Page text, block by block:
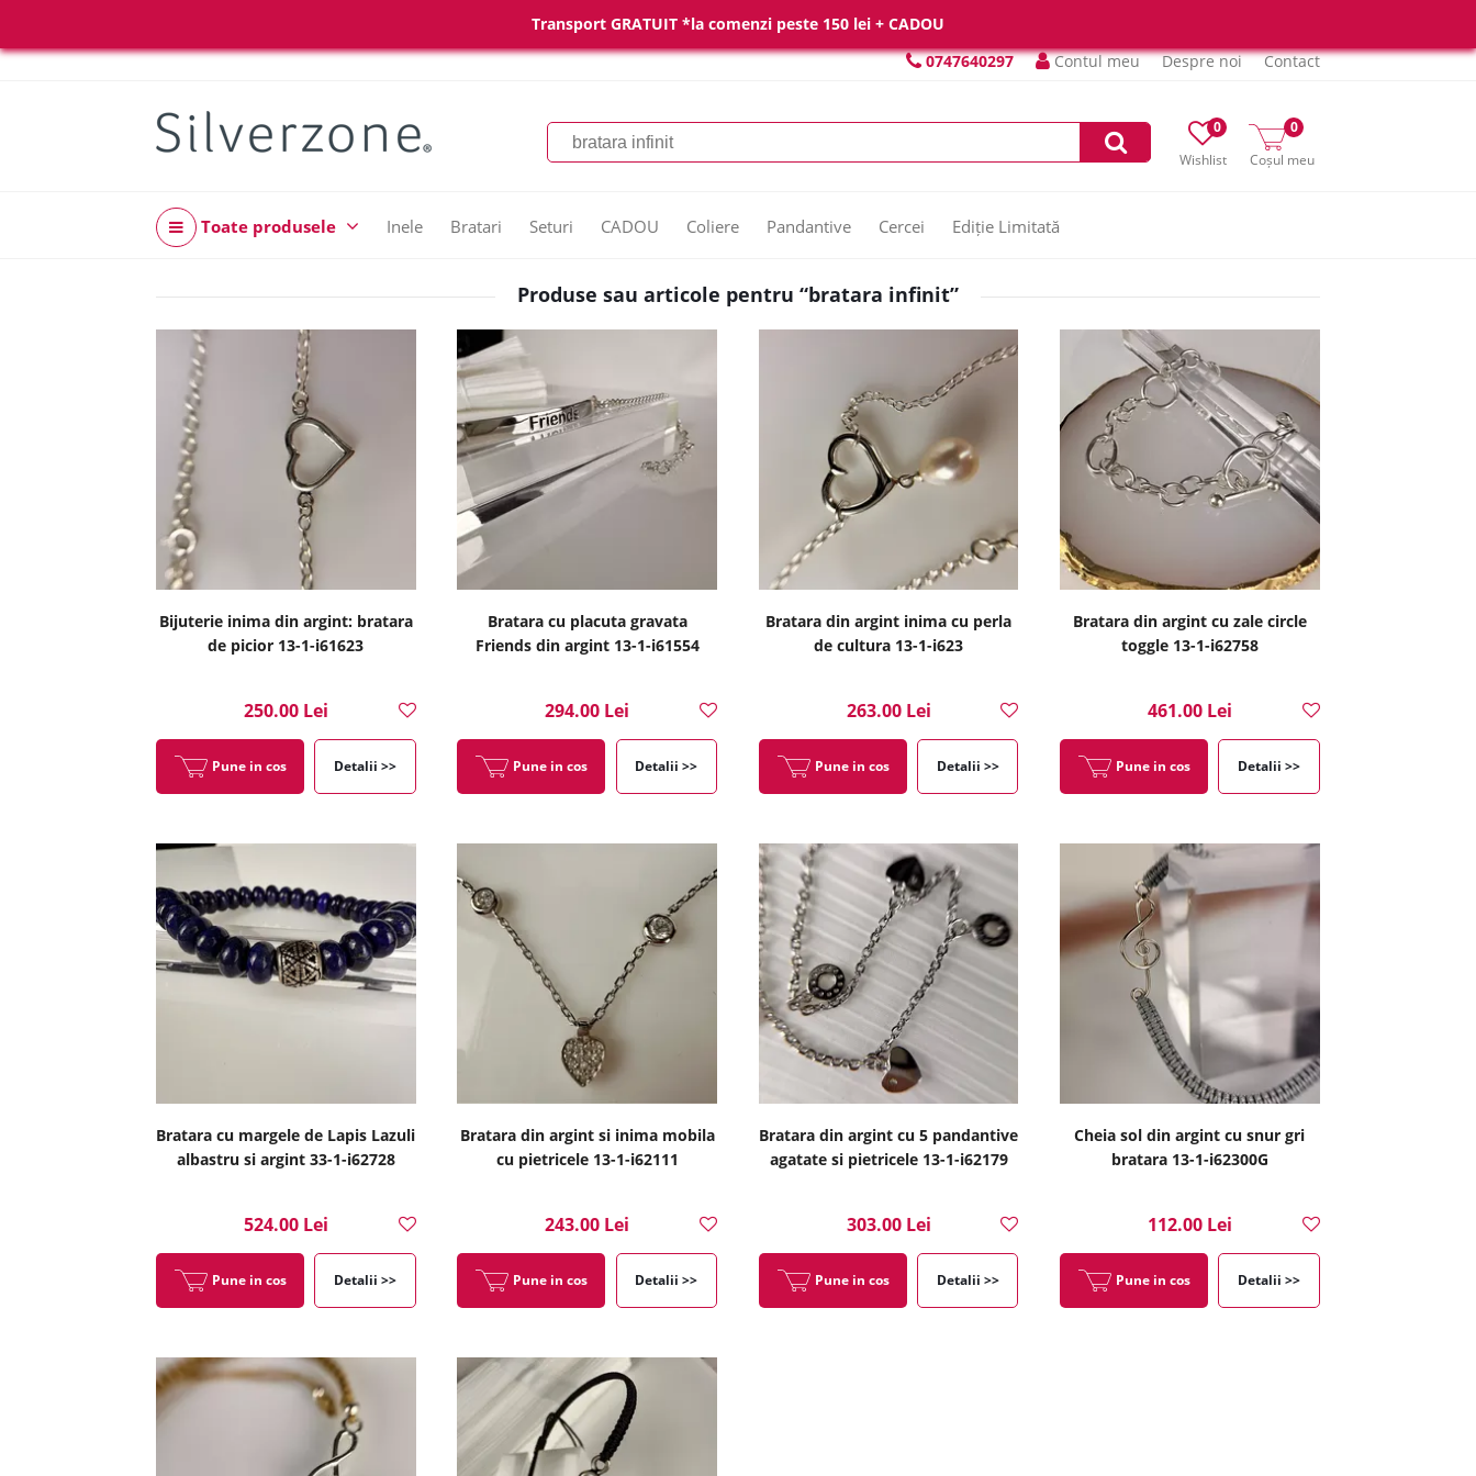
Transport GRATUIT *la comenzi peste 150 lei + CADOU
0747640297
Contul meu Despre noi Contact
Wishlist
0
Coșul meu
0
Toate produsele Inele Bratari Seturi CADOU Coliere Pandantive Cercei Ediție Limitată
Produse sau articole pentru “bratara infinit”
Bijuterie inima din argint: bratara
de picior 13-1-i61623
250.00 Lei
Pune in cos Detalii >>
Bratara cu placuta gravata
Friends din argint 13-1-i61554
294.00 Lei
Pune in cos Detalii >>
Bratara din argint inima cu perla
de cultura 13-1-i623
263.00 Lei
Pune in cos Detalii >>
Bratara din argint cu zale circle
toggle 13-1-i62758
461.00 Lei
Pune in cos Detalii >>
Bratara cu margele de Lapis Lazuli
albastru si argint 33-1-i62728
524.00 Lei
Pune in cos Detalii >>
Bratara din argint si inima mobila
cu pietricele 13-1-i62111
243.00 Lei
Pune in cos Detalii >>
Bratara din argint cu 5 pandantive
agatate si pietricele 13-1-i62179
303.00 Lei
Pune in cos Detalii >>
Cheia sol din argint cu snur gri
bratara 13-1-i62300G
112.00 Lei
Pune in cos Detalii >>